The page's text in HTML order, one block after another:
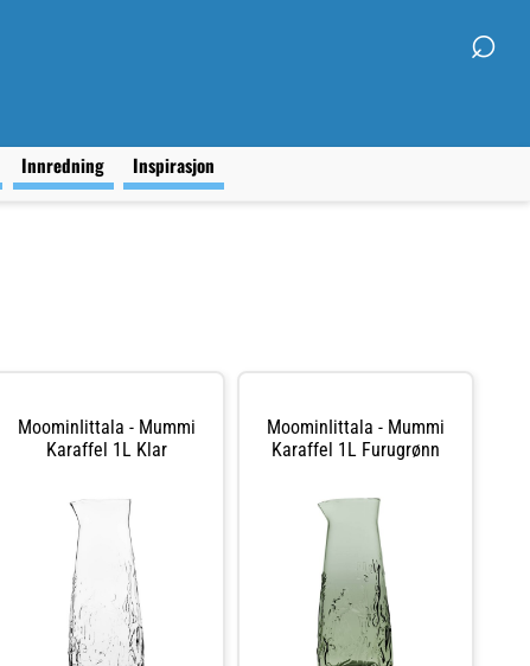
⌕
Innredning Inspirasjon
MoominIittala - Mummi
Karaffel 1L Klar
MoominIittala - Mummi
Karaffel 1L Furugrønn